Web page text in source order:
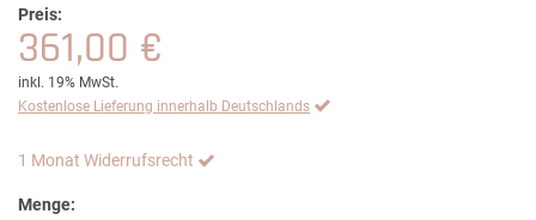
Preis:
361,00 €
inkl. 19% MwSt.
Kostenlose Lieferung innerhalb Deutschlands
1 Monat Widerrufsrecht
Menge: